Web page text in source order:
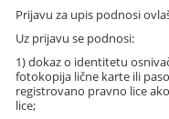
Prijavu za upis podnosi
Uz prijavu se podnosi:
1) dokaz o identitetu
fotokopija lične karte ili
registrovano pravno lice
lice;